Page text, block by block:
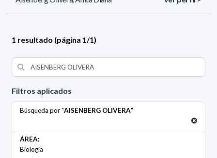
Filtros aplicados
Búsqueda por "AISENBERG OLIVERA"
ÁREA:
Biología
1 resultado (página 1/1)